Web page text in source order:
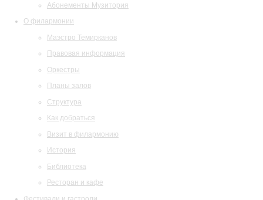
Абонементы Музитория
О филармонии
Маэстро Темирканов
Правовая информация
Оркестры
Планы залов
Структура
Как добраться
Визит в филармонию
История
Библиотека
Ресторан и кафе